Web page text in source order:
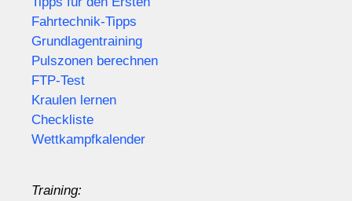
Fahrtechnik-Tipps
Grundlagentraining
Pulszonen berechnen
FTP-Test
Kraulen lernen
Checkliste
Wettkampfkalender
Training: